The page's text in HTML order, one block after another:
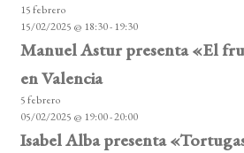
15 febrero
15/02/2025 @ 18:30- 19:30
Manuel Astur presenta «El
en Valencia
5 febrero
05/02/2025 @ 19:00-20:00
Isabel Alba presenta